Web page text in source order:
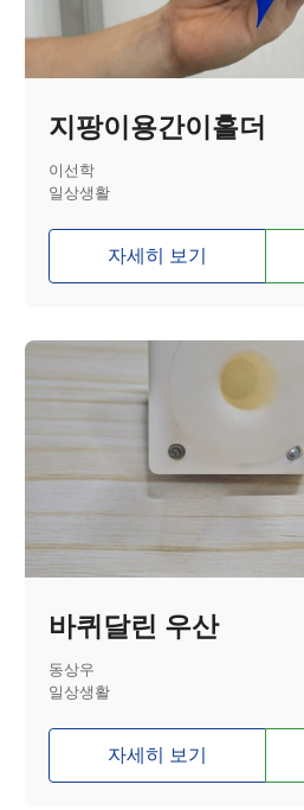
지팡이용간이홀더
이선학
일상생활
자세히 보기
바퀴달린 우산
동상우
일상생활
자세히 보기